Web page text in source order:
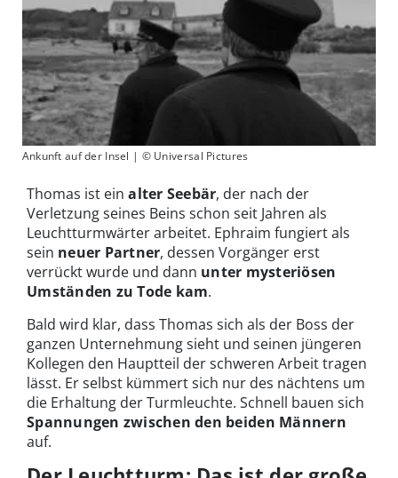
Ankunft auf der Insel | © Universal Pictures
Thomas ist ein alter Seebär, der nach der
Verletzung seines Beins schon seit Jahren als
Leuchtturmwärter arbeitet. Ephraim fungiert als
sein neuer Partner, dessen Vorgänger erst
verrückt wurde und dann unter mysteriösen
Umständen zu Tode kam.
Bald wird klar, dass Thomas sich als der Boss der
ganzen Unternehmung sieht und seinen jüngeren
Kollegen den Hauptteil der schweren Arbeit tragen
lässt. Er selbst kümmert sich nur des nächtens um
die Erhaltung der Turmleuchte. Schnell bauen sich
Spannungen zwischen den beiden Männern
auf.